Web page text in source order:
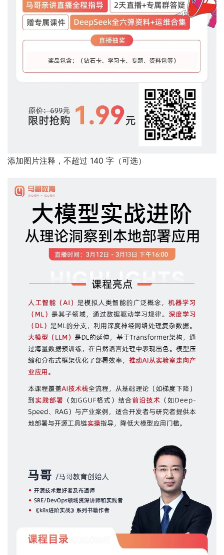
添加图片注释，不超过 140 字（可选）